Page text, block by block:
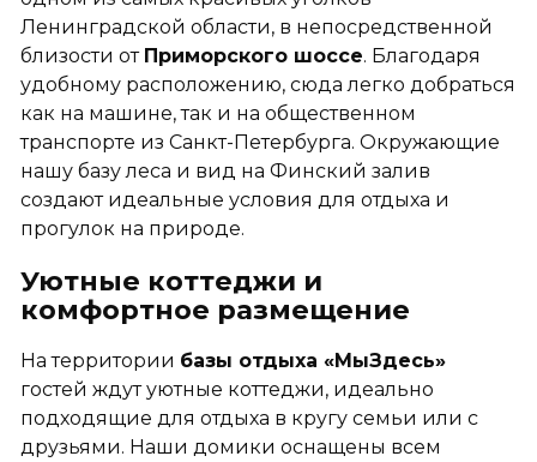
Ленинградской области, в непосредственной
близости от Приморского шоссе. Благодаря
удобному расположению, сюда легко добраться
как на машине, так и на общественном
транспорте из Санкт-Петербурга. Окружающие
нашу базу леса и вид на Финский залив
создают идеальные условия для отдыха и
прогулок на природе.
Уютные коттеджи и
комфортное размещение
На территории базы отдыха «МыЗдесь»
гостей ждут уютные коттеджи, идеально
подходящие для отдыха в кругу семьи или с
друзьями. Наши домики оснащены всем